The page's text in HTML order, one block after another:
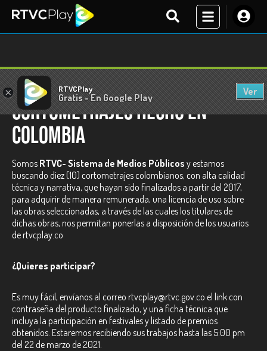
× RTVCPlay
Gratis - En Google Play
Ver
Cortometrajes Hecho en
Colombia
Somos RTVC- Sistema de Medios Públicos y estamos
buscando diez (10) cortometrajes colombianos, con alta calidad
técnica y narrativa, que hayan sido finalizados a partir del 2017,
para adquirir de manera remunerada, una licencia de uso sobre
las obras seleccionadas, a través de las cuales los titulares de
dichas obras, nos permitan ponerlas a disposición de los usuarios
de rtvcplay.co
¿Quieres participar?
Es muy fácil, envíanos al correo rtvcplay@rtvc.gov.co el link con
contraseña del producto finalizado, y una ficha técnica que
incluya la participación en festivales y listado de premios
obtenidos. Estaremos recibiendo sus trabajos hasta las 5:00 pm
del 22 de marzo de 2021.